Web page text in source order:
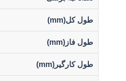
طول کل(mm)
طول فاز(mm)
طول کارگیر(mm)